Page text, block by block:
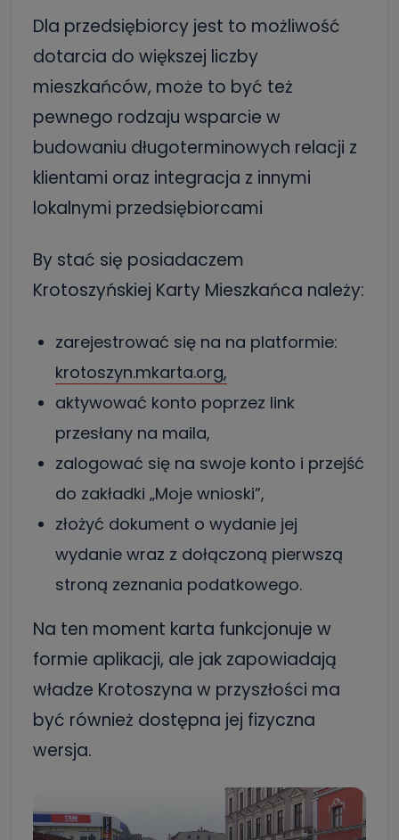
Dla przedsiębiorcy jest to możliwość
dotarcia do większej liczby
mieszkańców, może to być też
pewnego rodzaju wsparcie w
budowaniu długoterminowych relacji z
klientami oraz integracja z innymi
lokalnymi przedsiębiorcami
By stać się posiadaczem
Krotoszyńskiej Karty Mieszkańca należy:
zarejestrować się na na platformie:
krotoszyn.mkarta.org,
aktywować konto poprzez link
przesłany na maila,
zalogować się na swoje konto i przejść
do zakładki „Moje wnioski”,
złożyć dokument o wydanie jej
wydanie wraz z dołączoną pierwszą
stroną zeznania podatkowego.
Na ten moment karta funkcjonuje w
formie aplikacji, ale jak zapowiadają
władze Krotoszyna w przyszłości ma
być również dostępna jej fizyczna
wersja.